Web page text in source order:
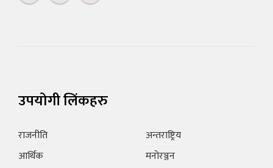
उपयोगी लिंकहरु
राजनीति
आर्थिक
अन्तराष्ट्रिय
मनोरञ्जन